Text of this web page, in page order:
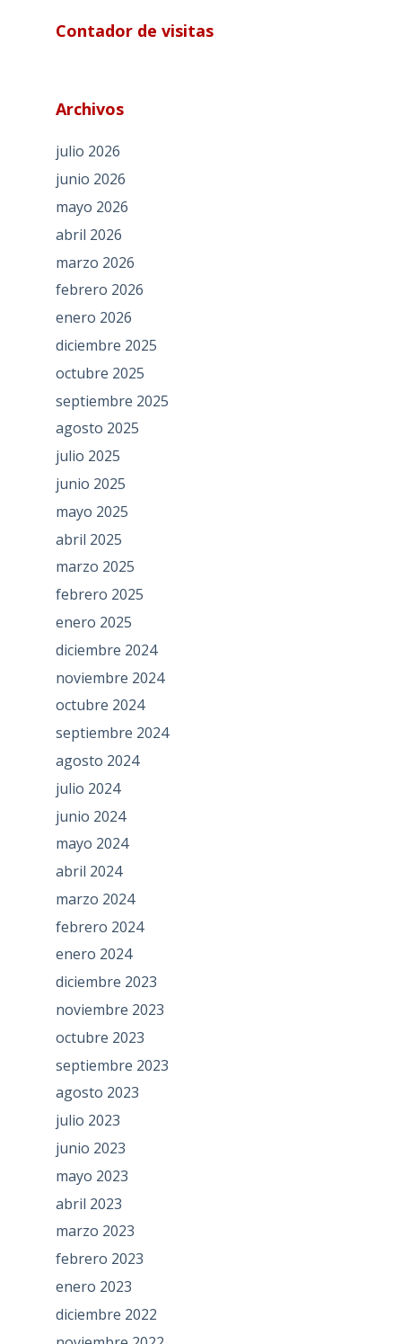
Contador de visitas
Archivos
julio 2026
junio 2026
mayo 2026
abril 2026
marzo 2026
febrero 2026
enero 2026
diciembre 2025
octubre 2025
septiembre 2025
agosto 2025
julio 2025
junio 2025
mayo 2025
abril 2025
marzo 2025
febrero 2025
enero 2025
diciembre 2024
noviembre 2024
octubre 2024
septiembre 2024
agosto 2024
julio 2024
junio 2024
mayo 2024
abril 2024
marzo 2024
febrero 2024
enero 2024
diciembre 2023
noviembre 2023
octubre 2023
septiembre 2023
agosto 2023
julio 2023
junio 2023
mayo 2023
abril 2023
marzo 2023
febrero 2023
enero 2023
diciembre 2022